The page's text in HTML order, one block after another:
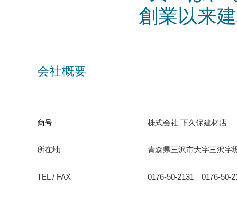
創業以来
会社概要
商号 株式会社 下久保建材店
所在地 青森県三沢市大字三沢字
TEL / FAX 0176-50-2131 0176-50-